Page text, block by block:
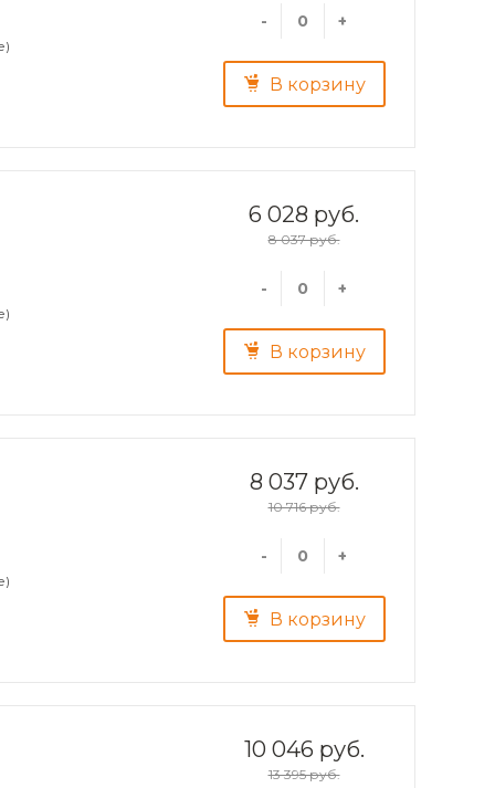
- +
В корзину
6 028 руб.
8 037 руб.
- +
В корзину
8 037 руб.
10 716 руб.
- +
В корзину
10 046 руб.
13 395 руб.